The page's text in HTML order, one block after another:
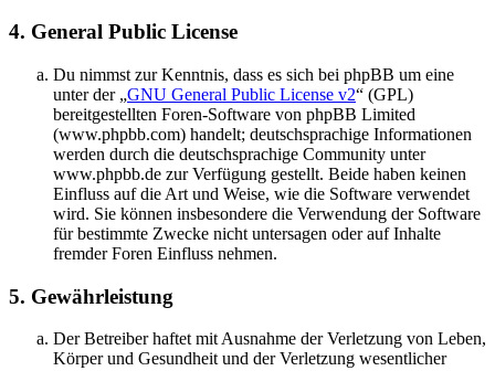
4. General Public License
Du nimmst zur Kenntnis, dass es sich bei phpBB um eine
unter der „GNU General Public License v2“ (GPL)
bereitgestellten Foren-Software von phpBB Limited
(www.phpbb.com) handelt; deutschsprachige Informationen
werden durch die deutschsprachige Community unter
www.phpbb.de zur Verfügung gestellt. Beide haben keinen
Einfluss auf die Art und Weise, wie die Software verwendet
wird. Sie können insbesondere die Verwendung der Software
für bestimmte Zwecke nicht untersagen oder auf Inhalte
fremder Foren Einfluss nehmen.
5. Gewährleistung
Der Betreiber haftet mit Ausnahme der Verletzung von Leben,
Körper und Gesundheit und der Verletzung wesentlicher